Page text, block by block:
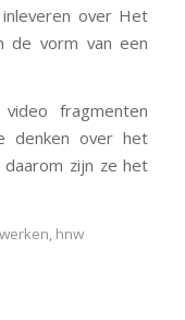
over Het
de vorm van een
fragmenten
denken over het
daarom zijn ze het
, hnw